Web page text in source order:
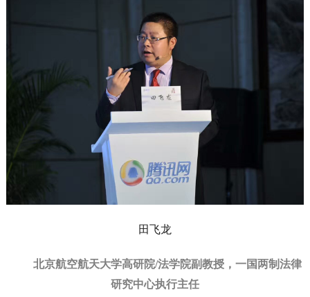
田飞龙
北京航空航天大学高研院/法学院副教授，一国两制法律
研究中心执行主任